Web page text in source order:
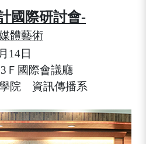
國際研討會-
體藝術
14日
Ｆ國際會議廳
院 資訊傳播系